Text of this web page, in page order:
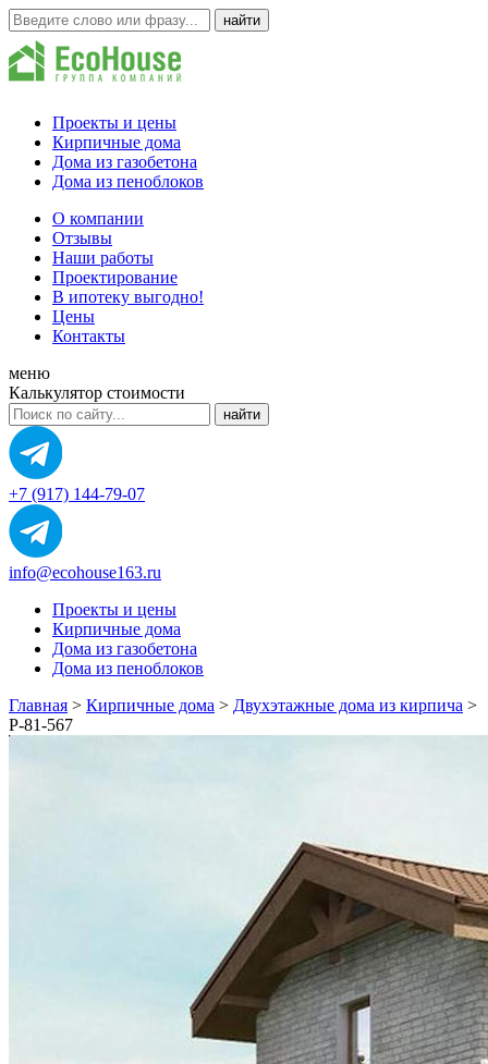
Проекты и цены
Кирпичные дома
Дома из газобетона
Дома из пеноблоков
О компании
Отзывы
Наши работы
Проектирование
В ипотеку выгодно!
Цены
Контакты
меню
Калькулятор стоимости
+7 (917) 144-79-07
info@ecohouse163.ru
Проекты и цены
Кирпичные дома
Дома из газобетона
Дома из пеноблоков
Главная > Кирпичные дома > Двухэтажные дома из кирпича >
Р-81-567